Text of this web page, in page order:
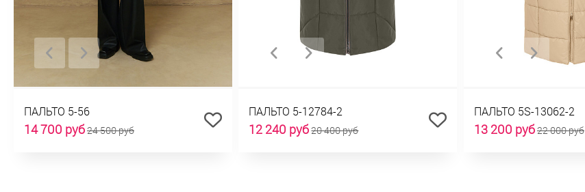
ПАЛЬТО 5-56
14 700 руб24 500 руб
ПАЛЬТО 5-12784-2
12 240 руб20 400 руб
ПАЛЬТО 5S-13062-2
13 200 руб22 000 руб